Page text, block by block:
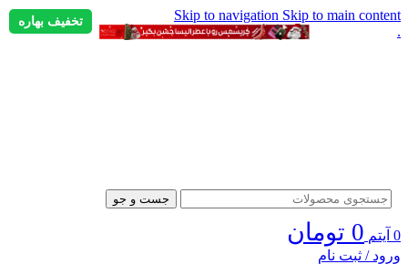
Skip to navigation Skip to main content
.
جست و جو
0 آیتم 0 تومان
ورود / ثبت نام
تخفیف بهاره